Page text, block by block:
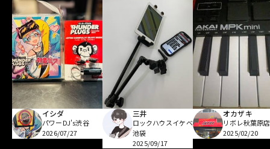
イシダ
パワーDJ's渋谷
2026/07/27
三井
ロックハウスイケベ
池袋
2025/09/17
オカザキ
リボレ秋葉原店
2025/02/20